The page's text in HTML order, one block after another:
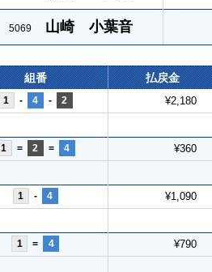
5069 山崎 小葉音
組番 払戻金
1 - 4 - 2 ¥2,180
1 = 2 = 4 ¥360
1 - 4 ¥1,090
1 = 4 ¥790